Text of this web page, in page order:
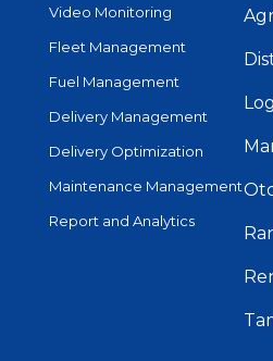
Video Monitoring
Fleet Management
Fuel Management
Delivery Management
Delivery Optimization
Maintenance Management
Report and Analytics